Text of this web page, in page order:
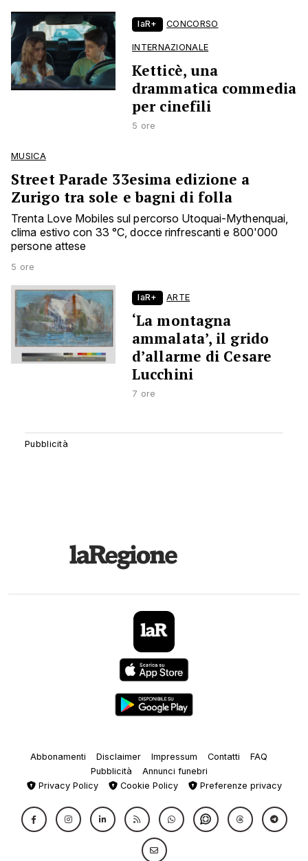
laR+ CONCORSO
INTERNAZIONALE
Ketticè, una
drammatica commedia
per cinefili
5 ore
MUSICA
Street Parade 33esima edizione a
Zurigo tra sole e bagni di folla
Trenta Love Mobiles sul percorso Utoquai-Mythenquai,
clima estivo con 33 °C, docce rinfrescanti e 800'000
persone attese
5 ore
laR+ ARTE
‘La montagna
ammalata’, il grido
d’allarme di Cesare
Lucchini
7 ore
Abbonamenti Disclaimer Impressum Contatti
FAQ
Pubblicità
Annunci funebri
Privacy Policy
Cookie Policy Preferenze privacy